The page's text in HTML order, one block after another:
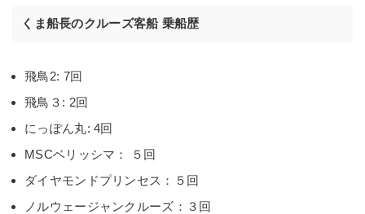
くま船長のクルーズ客船 乗船歴
飛鳥2: 7回
飛鳥３: 2回
にっぽん丸: 4回
MSCベリッシマ： ５回
ダイヤモンドプリンセス：５回
ノルウェージャンクルーズ：３回